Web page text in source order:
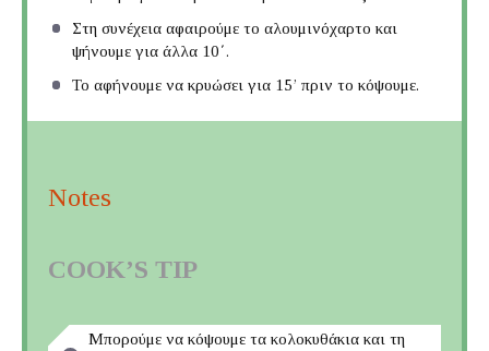
Στη συνέχεια αφαιρούμε το αλουμινόχαρτο και
ψήνουμε για άλλα 10΄.
Το αφήνουμε να κρυώσει για 15’ πριν το κόψουμε.
Notes
COOK’S TIP
Μπορούμε να κόψουμε τα κολοκυθάκια και τη